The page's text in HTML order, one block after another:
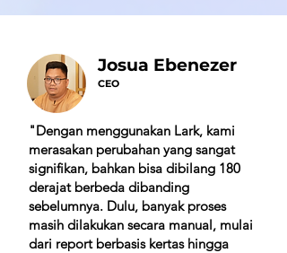
"Dengan menggunakan Lark, kami
merasakan perubahan yang sangat
signifikan, bahkan bisa dibilang 180
derajat berbeda dibanding
sebelumnya. Dulu, banyak proses
masih dilakukan secara manual, mulai
dari report berbasis kertas hingga
Josua Ebenezer
CEO